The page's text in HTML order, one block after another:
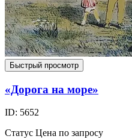
Быстрый просмотр
«Дорога на море»
ID: 5652
Статус Цена по запросу